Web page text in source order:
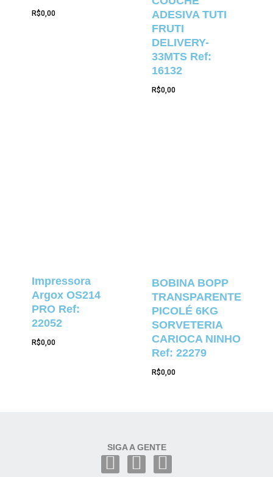
R$0,00
ADESIVA TUTI
FRUTI
DELIVERY-
33MTS Ref:
16132
R$0,00
Impressora
Argox OS214
PRO Ref:
22052
R$0,00
BOBINA BOPP
TRANSPARENTE
PICOLÉ 6KG
SORVETERIA
CARIOCA NINHO
Ref: 22279
R$0,00
SIGA A GENTE